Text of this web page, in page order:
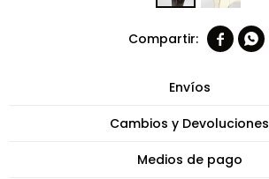
 
Envíos
Cambios y Devoluciones
Medios de pago